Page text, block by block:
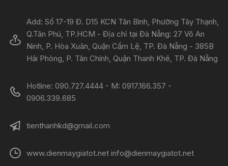
Add: Số 17-19 Đ. D15 KCN Tân Bình, Phường Tây Thạnh,
Q.Tân Phú, TP.HCM - Địa chỉ tại Đà Nẵng: 27 Võ An
Ninh, P. Hòa Xuân, Quận Cẩm Lệ, TP. Đà Nẵng - 385B
Hải Phòng, P. Tân Chính, Quận Thanh Khê, TP. Đà Nẵng
Hotline: 090.727.4444 - M: 0917.166.357 -
0906.339.685
tienthanhkd@gmail.com
www.dienmaygiatot.net info@dienmaygiatot.net